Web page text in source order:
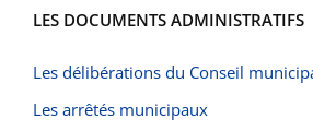
LES DOCUMENTS ADMINISTRATIFS
Les délibérations du Conseil
Les arrêtés municipaux